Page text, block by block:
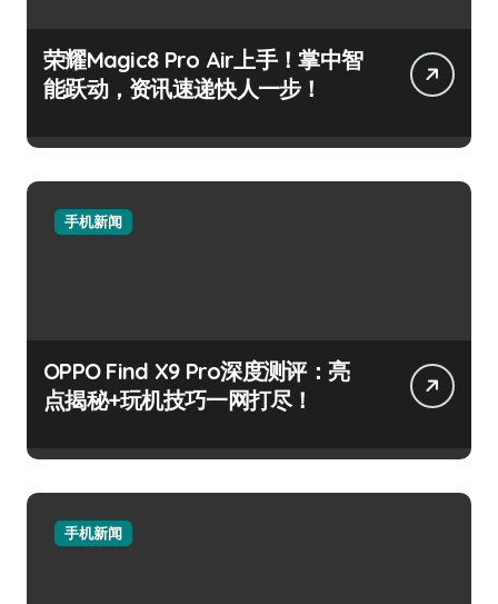
荣耀Magic8 Pro Air上手！掌中智
能跃动，资讯速递快人一步！
手机新闻
OPPO Find X9 Pro深度测评：亮
点揭秘+玩机技巧一网打尽！
手机新闻